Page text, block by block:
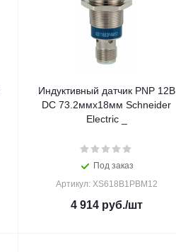
Индуктивный датчик PNP 12В
DC 73.2ммx18мм Schneider
Electric _
Под заказ
Артикул: XS618B1PBM12
4 914руб./шт